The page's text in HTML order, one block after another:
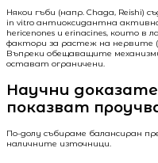
Някои гъби (напр. Chaga, Reishi)
in vitro антиоксидантна
hericenones и erinacines, които
фактори за растеж на нервите
Въпреки обещаващите
остават ограничени.
Научни
показват
По-долу събираме балансиран
наличните източници.